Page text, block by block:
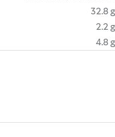
32.8 g
2.2 g
4.8 g